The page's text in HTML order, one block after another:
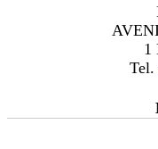
1
Tel.